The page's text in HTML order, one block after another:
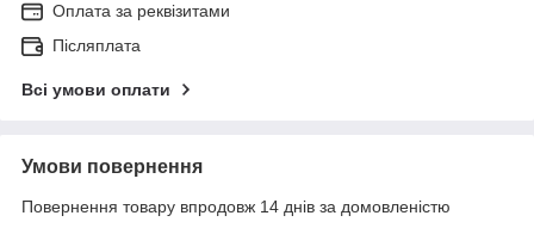
Оплата за реквізитами
Післяплата
Всі умови оплати
Умови повернення
Повернення товару впродовж 14 днів за домовленістю